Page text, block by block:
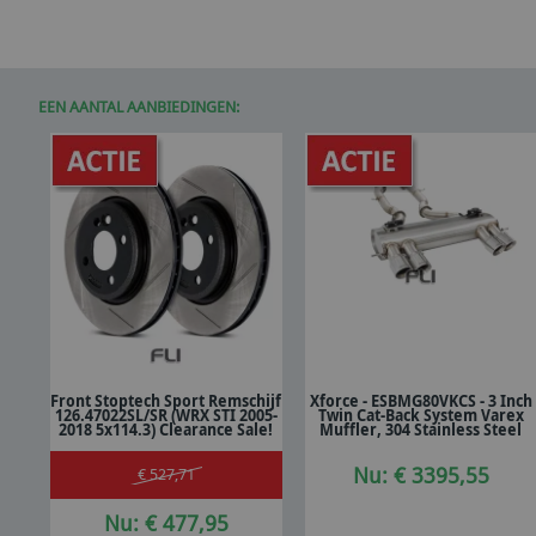
EEN AANTAL AANBIEDINGEN:
In winkelwagen
Front Stoptech Sport Remschijf
126.47022SL/SR (WRX STI 2005-
2018 5x114.3) Clearance Sale!
€ 527,71
Nu: € 477,95
In winkelwagen
Xforce - ESBMG80VKCS - 3 Inch
Twin Cat-Back System Varex
Muffler, 304 Stainless Steel
Nu: € 3395,55